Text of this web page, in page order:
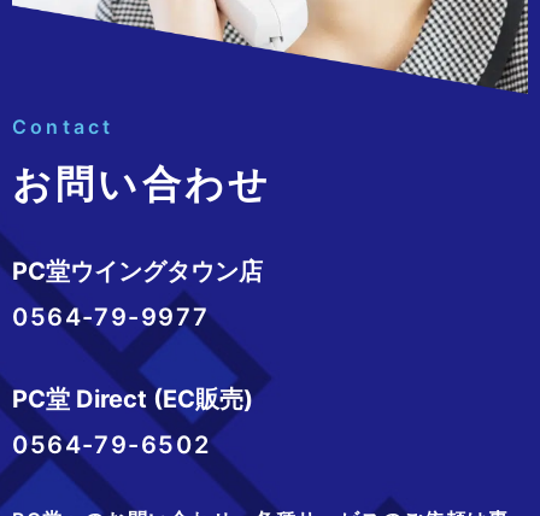
Contact
お問い合わせ
PC堂ウイングタウン店
0564-79-9977
PC堂 Direct (EC販売)
0564-79-6502